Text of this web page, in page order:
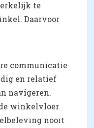
te
Daarvoor
communicatie
en relatief
navigeren.
winkelvloer
nooit